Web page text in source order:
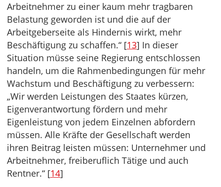
Arbeitnehmer zu einer kaum mehr tragbaren
Belastung geworden ist und die auf der
Arbeitgeberseite als Hindernis wirkt, mehr
Beschäftigung zu schaffen.“ [13] In dieser
Situation müsse seine Regierung entschlossen
handeln, um die Rahmenbedingungen für mehr
Wachstum und Beschäftigung zu verbessern:
„Wir werden Leistungen des Staates kürzen,
Eigenverantwortung fördern und mehr
Eigenleistung von jedem Einzelnen abfordern
müssen. Alle Kräfte der Gesellschaft werden
ihren Beitrag leisten müssen: Unternehmer und
Arbeitnehmer, freiberuflich Tätige und auch
Rentner.“ [14]